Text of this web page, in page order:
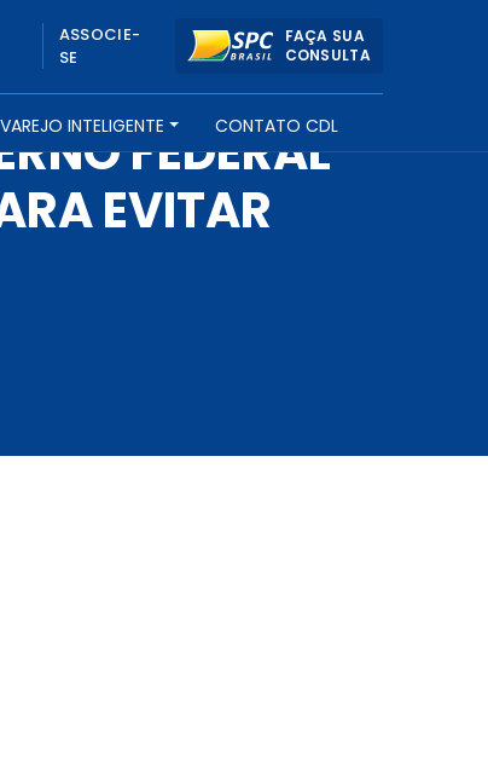
ASSOCIE-
SE
FAÇA SUA
CONSULTA
VAREJO INTELIGENTE CONTATO CDL
FEDERAL
EVITAR